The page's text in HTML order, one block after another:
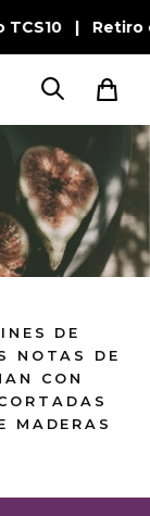
|
DE
NOTAS DE
CON
MADERAS